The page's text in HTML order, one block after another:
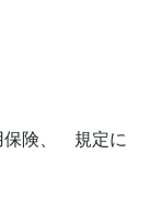
険、　規定に